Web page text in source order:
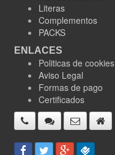
Literas
Complementos
PACKS
ENLACES
Politicas de cookies
Aviso Legal
Formas de pago
Certificados